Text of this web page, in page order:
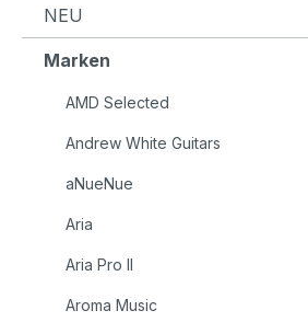
NEU
Marken
AMD Selected
Andrew White Guitars
aNueNue
Aria
Aria Pro II
Aroma Music